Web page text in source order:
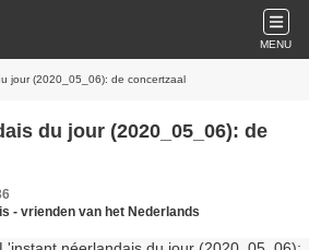
MENU
jour (2020_05_06): de concertzaal
du jour (2020_05_06): de
- vrienden van het Nederlands